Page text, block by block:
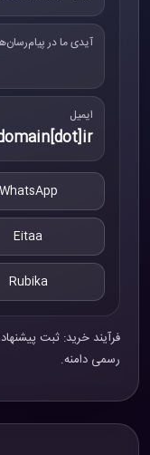
آیدی ما در
ایمیل
WhatsApp
Eitaa
Rubika
فرآیند خرید: ثبت
رسمی دامنه.